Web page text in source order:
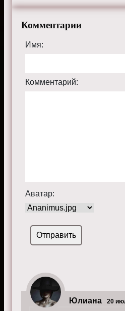
Комментарии
Имя:
Комментарий:
Аватар:
Юлиана 20